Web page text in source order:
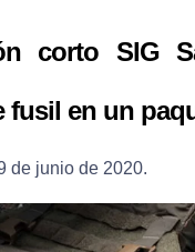
corto SIG
fusil en un
de junio de 2020.